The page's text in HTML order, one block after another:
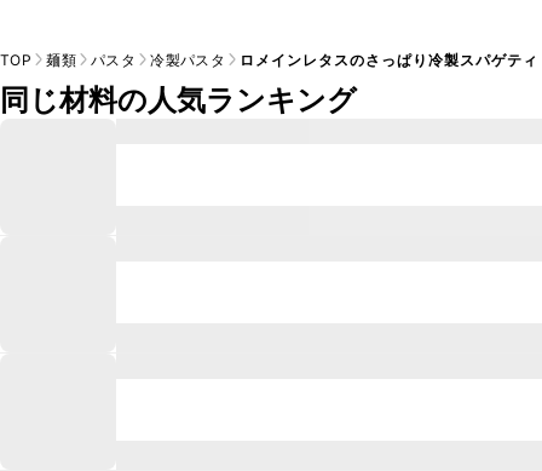
TOP 麺類 パスタ 冷製パスタ ロメインレタスのさっぱり冷製スパゲティ
同じ材料の人気ランキング